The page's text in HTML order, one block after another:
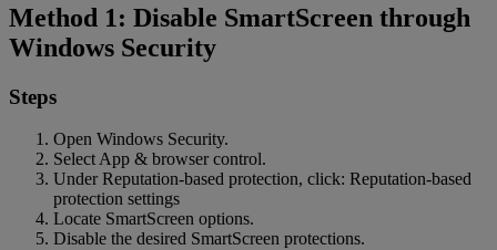
Method 1: Disable SmartScreen through
Windows Security
Steps
Open Windows Security.
Select App & browser control.
Under Reputation-based protection, click: Reputation-based
protection settings
Locate SmartScreen options.
Disable the desired SmartScreen protections.